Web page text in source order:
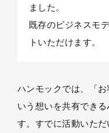
ました。
既存のビジネスモ
トいただけます。
ハンモックでは、「
いう想いを共有でき
す。すでに活動いた